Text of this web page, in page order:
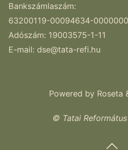
Bankszámlaszám:
63200119-00094634-
Adószám: 19003575-1-11
E-mail: dse@tata-refi.hu
Powered byRoseta
© Tatai